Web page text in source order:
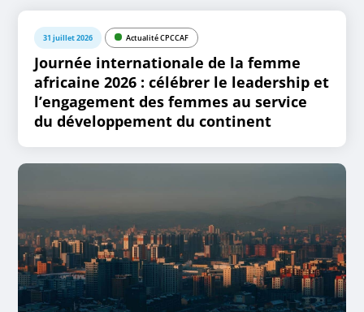
31 juillet 2026 Actualité CPCCAF
Journée internationale de la femme
africaine 2026 : célébrer le leadership et
l’engagement des femmes au service
du développement du continent